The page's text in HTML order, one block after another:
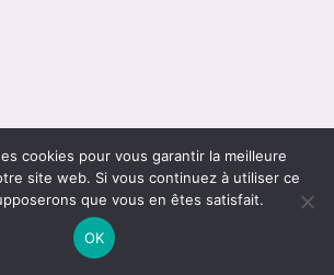
cookies pour vous garantir la meilleure
site web. Si vous continuez à utiliser ce
que vous en êtes satisfait.
OK